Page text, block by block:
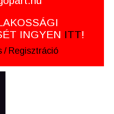
INGYEN ITT!
/ Regisztráció